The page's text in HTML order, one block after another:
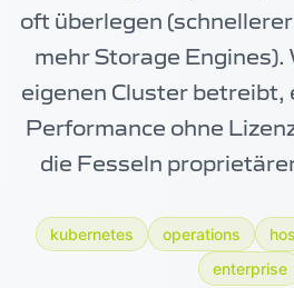
oft überlegen
mehr Storage Engines).
eigenen Cluster
Performance ohne
die Fesseln
kubernetes operations
enterprise